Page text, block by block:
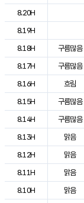
8.20H
8.19H
8.18H
구름많음
8.17H
구름많음
8.16H
흐림
8.15H
구름많음
8.14H
구름많음
8.13H
맑음
8.12H
맑음
8.11H
맑음
8.10H
맑음